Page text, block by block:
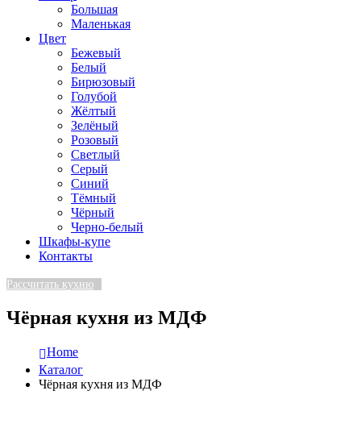
Большая
Маленькая
Цвет
Бежевый
Белый
Бирюзовый
Голубой
Жёлтый
Зелёный
Розовый
Светлый
Серый
Синий
Тёмный
Чёрный
Черно-белый
Шкафы-купе
Контакты
Рассчитать кухню
Чёрная кухня из МДФ
Home
Каталог
Чёрная кухня из МДФ